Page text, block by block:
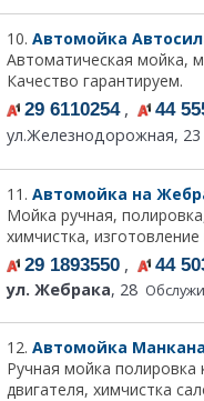
10. Автомойка
Автоматическая мойка,
Качество гарантируем.
29 6110254,
44
ул.Железнодорожная, 23
11. Автомойка на
Мойка ручная,
химчистка,
29 1893550 , 44
ул. Жебрака, 28
12. Автомойка Манкана
Ручная мойка
двигателя, химчистка